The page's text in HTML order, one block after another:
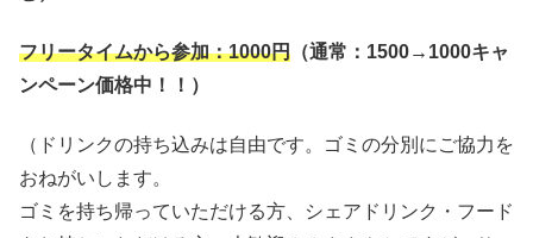
フリータイムから参加：1000円 （通常： 1500→1000キャ
ンペーン価格中！！）
（ドリンクの持ち込みは自由です。ゴミの分別にご協力を
おねがいします。
ゴミを持ち帰っていただける方、シェアドリンク・フード